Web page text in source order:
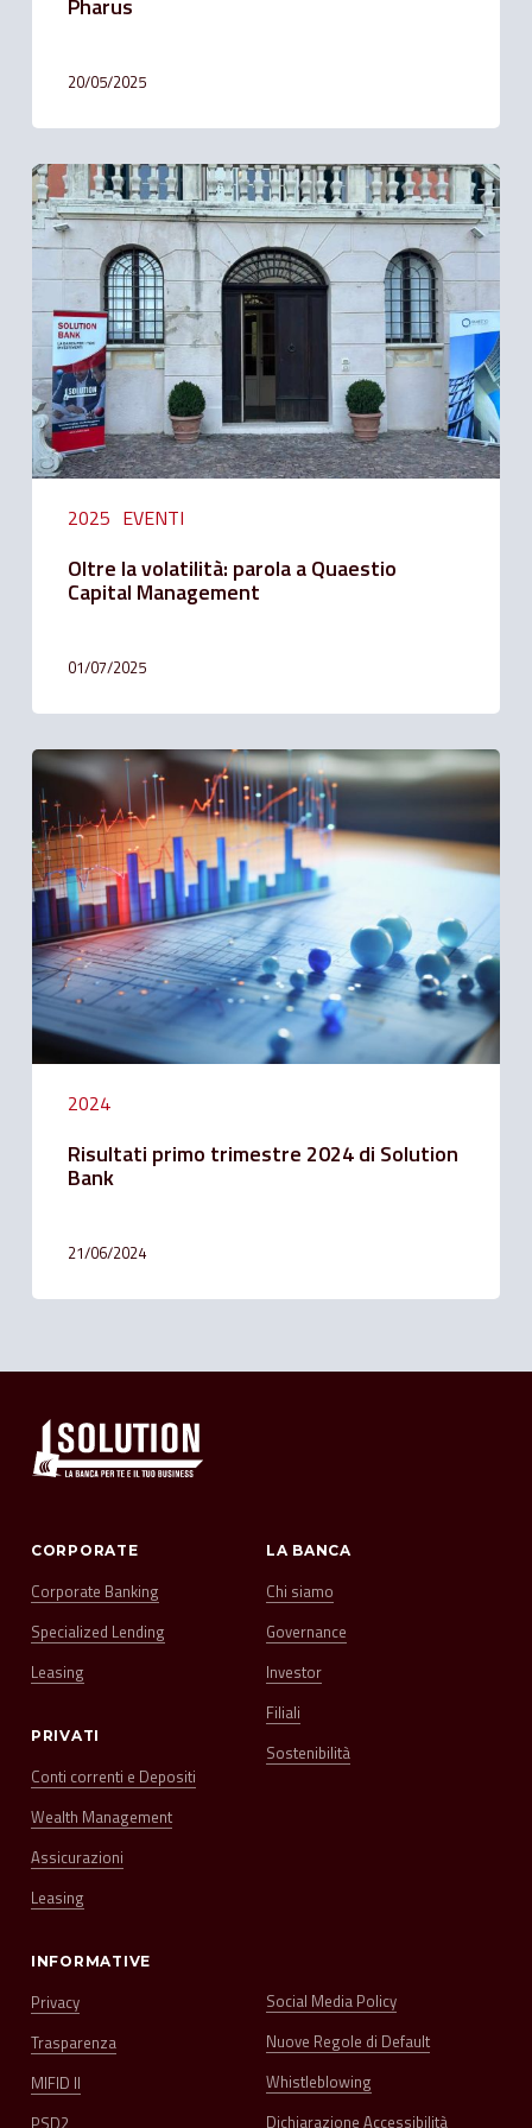
Pharus
20/05/2025
2025 EVENTI
Oltre
la
volatilità:
parola
Quaestio
Capital
Management
Oltre la volatilità: parola a Quaestio
Capital Management
01/07/2025
2024
Risultati
primo
trimestre
2024
di
Solution
Bank
Risultati primo trimestre 2024 di Solution
Bank
21/06/2024
CORPORATE
Corporate Banking
Specialized Lending
Leasing
PRIVATI
Conti correnti e Depositi
Wealth Management
Assicurazioni
Leasing
LA BANCA
Chi siamo
Governance
Investor
Filiali
Sostenibilità
INFORMATIVE
Privacy
Trasparenza
MIFID II
PSD2
Social Media Policy
Nuove Regole di Default
Whistleblowing
Dichiarazione Accessibilità